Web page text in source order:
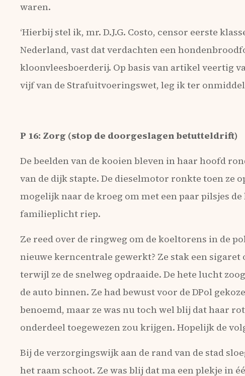
waren.
‘Hierbij stel ik, mr. D.J.G. Costo, censor eerste
Nederland, vast dat verdachten een
kloonvleesboerderij. Op basis van artikel veertig
vijf van de Strafuitvoeringswet, leg ik ter
P 16: Zorg (stop de doorgeslagen betutteldrift)
De beelden van de kooien bleven in haar hoofd
van de dijk stapte. De dieselmotor ronkte toen ze
mogelijk naar de kroeg om met een paar pilsjes
familieplicht riep.
Ze reed over de ringweg om de koeltorens in de
nieuwe kerncentrale gewerkt? Ze stak een
terwijl ze de snelweg opdraaide. De hete lucht
de auto binnen. Ze had bewust voor de DPol
benoemd, maar ze was nu toch wel blij dat haar
onderdeel toegewezen zou krijgen. Hopelijk de
Bij de verzorgingswijk aan de rand van de stad
het raam schoot. Ze was blij dat ma een plekje in